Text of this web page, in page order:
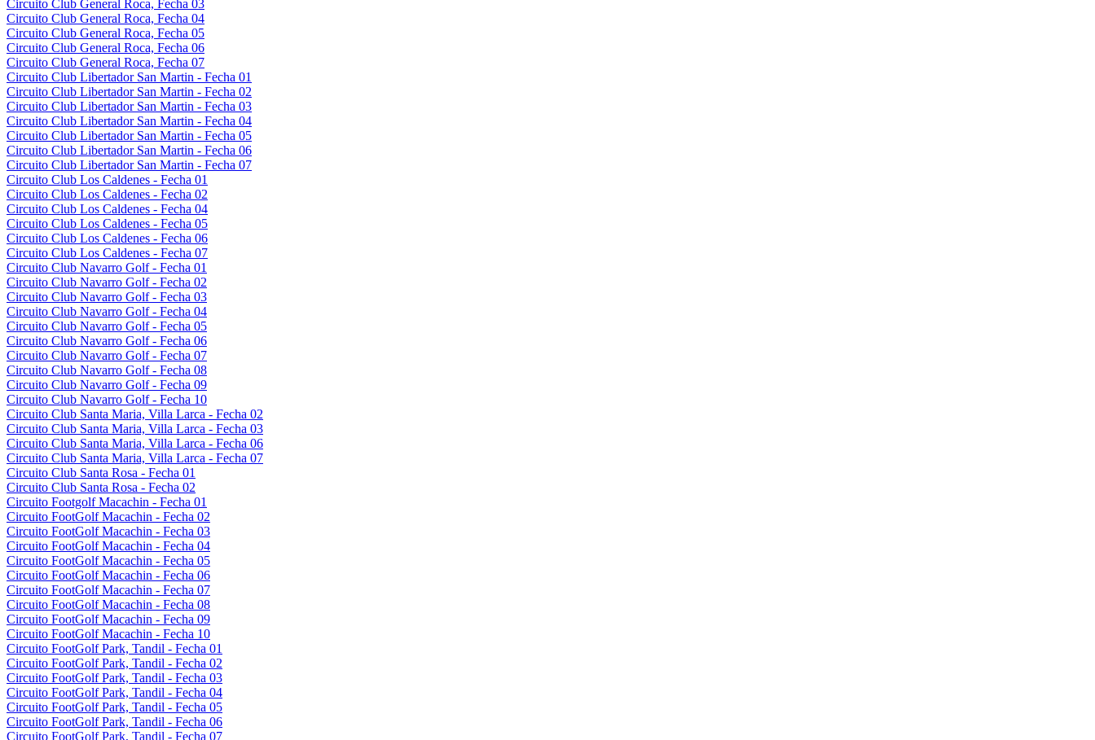
Circuito Club General Roca, Fecha 03
Circuito Club General Roca, Fecha 04
Circuito Club General Roca, Fecha 05
Circuito Club General Roca, Fecha 06
Circuito Club General Roca, Fecha 07
Circuito Club Libertador San Martin - Fecha 01
Circuito Club Libertador San Martin - Fecha 02
Circuito Club Libertador San Martin - Fecha 03
Circuito Club Libertador San Martin - Fecha 04
Circuito Club Libertador San Martin - Fecha 05
Circuito Club Libertador San Martin - Fecha 06
Circuito Club Libertador San Martin - Fecha 07
Circuito Club Los Caldenes - Fecha 01
Circuito Club Los Caldenes - Fecha 02
Circuito Club Los Caldenes - Fecha 04
Circuito Club Los Caldenes - Fecha 05
Circuito Club Los Caldenes - Fecha 06
Circuito Club Los Caldenes - Fecha 07
Circuito Club Navarro Golf - Fecha 01
Circuito Club Navarro Golf - Fecha 02
Circuito Club Navarro Golf - Fecha 03
Circuito Club Navarro Golf - Fecha 04
Circuito Club Navarro Golf - Fecha 05
Circuito Club Navarro Golf - Fecha 06
Circuito Club Navarro Golf - Fecha 07
Circuito Club Navarro Golf - Fecha 08
Circuito Club Navarro Golf - Fecha 09
Circuito Club Navarro Golf - Fecha 10
Circuito Club Santa Maria, Villa Larca - Fecha 02
Circuito Club Santa Maria, Villa Larca - Fecha 03
Circuito Club Santa Maria, Villa Larca - Fecha 06
Circuito Club Santa Maria, Villa Larca - Fecha 07
Circuito Club Santa Rosa - Fecha 01
Circuito Club Santa Rosa - Fecha 02
Circuito Footgolf Macachin - Fecha 01
Circuito FootGolf Macachin - Fecha 02
Circuito FootGolf Macachin - Fecha 03
Circuito FootGolf Macachin - Fecha 04
Circuito FootGolf Macachin - Fecha 05
Circuito FootGolf Macachin - Fecha 06
Circuito FootGolf Macachin - Fecha 07
Circuito FootGolf Macachin - Fecha 08
Circuito FootGolf Macachin - Fecha 09
Circuito FootGolf Macachin - Fecha 10
Circuito FootGolf Park, Tandil - Fecha 01
Circuito FootGolf Park, Tandil - Fecha 02
Circuito FootGolf Park, Tandil - Fecha 03
Circuito FootGolf Park, Tandil - Fecha 04
Circuito FootGolf Park, Tandil - Fecha 05
Circuito FootGolf Park, Tandil - Fecha 06
Circuito FootGolf Park, Tandil - Fecha 07